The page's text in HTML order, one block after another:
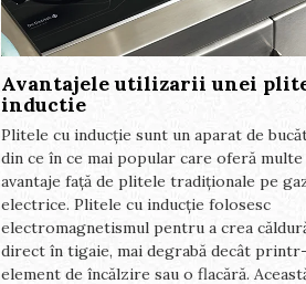
Avantajele utilizarii unei
inductie
Plitele cu inducție sunt un aparat de
din ce în ce mai popular care oferă multe
avantaje față de plitele tradiționale pe
electrice. Plitele cu inducție folosesc
electromagnetismul pentru a crea
direct în tigaie, mai degrabă decât
element de încălzire sau o flacără.